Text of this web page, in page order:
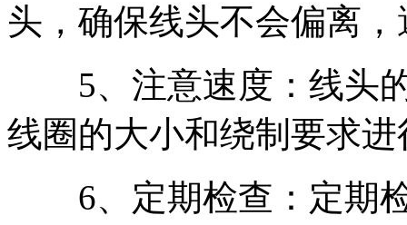
头，确保线头不会偏离
5、注意速度：线头的
线圈的大小和绕制要求
6、定期检查：定期检